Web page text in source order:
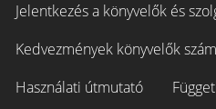
Jelentkezés a könyvelők és
Kedvezmények könyvelők
Használati útmutató